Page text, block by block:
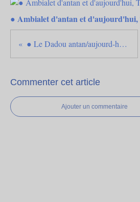
● Ambialet d'antan et
● Le Dadou antan/aujourd-hui, Tarn.
Commenter cet article
Ajouter un commentaire